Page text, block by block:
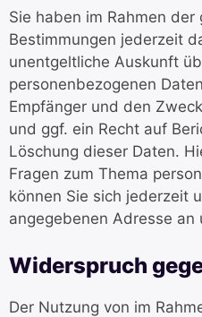
Sie haben im Rahmen
Bestimmungen jederzeit
unentgeltliche Auskunft
personenbezogenen
Empfänger und den
und ggf. ein Recht auf
Löschung dieser Daten.
Fragen zum Thema
können Sie sich jederzeit
angegebenen Adresse an
Widerspruch
Der Nutzung von im